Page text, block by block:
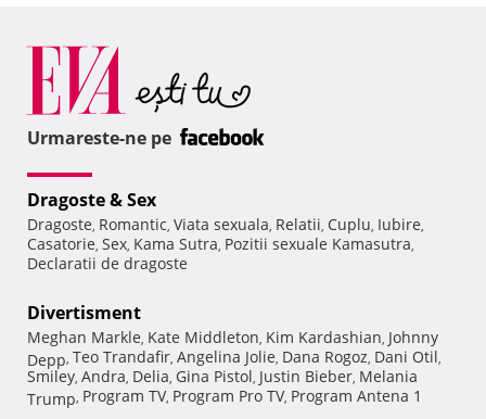
Urmareste-ne pe
Dragoste & Sex
Dragoste, Romantic, Viata sexuala, Relatii, Cuplu, Iubire,
Casatorie, Sex, Kama Sutra, Pozitii sexuale Kamasutra,
Declaratii de dragoste
Divertisment
Meghan Markle, Kate Middleton, Kim Kardashian, Johnny
Depp, Teo Trandafir, Angelina Jolie, Dana Rogoz, Dani Otil,
Smiley, Andra, Delia, Gina Pistol, Justin Bieber, Melania
Trump, Program TV, Program Pro TV, Program Antena 1